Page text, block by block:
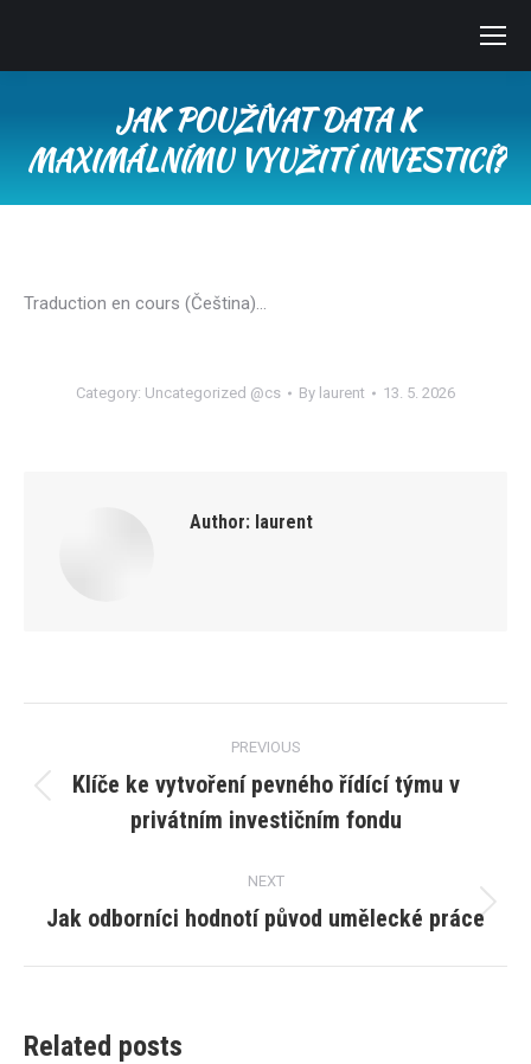
JAK POUŽÍVAT DATA K
MAXIMÁLNÍMU VYUŽITÍ INVESTICÍ?
Traduction en cours (Čeština)…
Category: Uncategorized @cs By laurent 13. 5. 2026
Author: laurent
navigation
PREVIOUS
post:
Klíče ke vytvoření pevného řídící týmu v
privátním investičním fondu
NEXT
Next
Jak odborníci hodnotí původ umělecké práce
Related posts